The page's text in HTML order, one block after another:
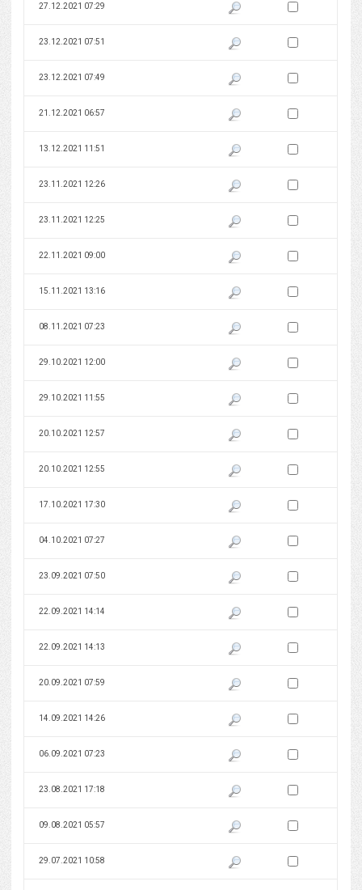
27.12.2021 07:29 Pokaż podgląd wersji z dnia
Zaznacz wersję do
23.12.2021 07:51 Pokaż podgląd wersji z dnia
Zaznacz wersję do
23.12.2021 07:49 Pokaż podgląd wersji z dnia
Zaznacz wersję do
21.12.2021 06:57 Pokaż podgląd wersji z dnia
Zaznacz wersję do
13.12.2021 11:51 Pokaż podgląd wersji z dnia
Zaznacz wersję do
23.11.2021 12:26 Pokaż podgląd wersji z dnia
Zaznacz wersję do
23.11.2021 12:25 Pokaż podgląd wersji z dnia
Zaznacz wersję do
22.11.2021 09:00 Pokaż podgląd wersji z dnia
Zaznacz wersję do
15.11.2021 13:16 Pokaż podgląd wersji z dnia
Zaznacz wersję do
08.11.2021 07:23 Pokaż podgląd wersji z dnia
Zaznacz wersję do
29.10.2021 12:00 Pokaż podgląd wersji z dnia
Zaznacz wersję do
29.10.2021 11:55 Pokaż podgląd wersji z dnia
Zaznacz wersję do
20.10.2021 12:57 Pokaż podgląd wersji z dnia
Zaznacz wersję do
20.10.2021 12:55 Pokaż podgląd wersji z dnia
Zaznacz wersję do
17.10.2021 17:30 Pokaż podgląd wersji z dnia
Zaznacz wersję do
04.10.2021 07:27 Pokaż podgląd wersji z dnia
Zaznacz wersję do
23.09.2021 07:50 Pokaż podgląd wersji z dnia
Zaznacz wersję do
22.09.2021 14:14 Pokaż podgląd wersji z dnia
Zaznacz wersję do
22.09.2021 14:13 Pokaż podgląd wersji z dnia
Zaznacz wersję do
20.09.2021 07:59 Pokaż podgląd wersji z dnia
Zaznacz wersję do
14.09.2021 14:26 Pokaż podgląd wersji z dnia
Zaznacz wersję do
06.09.2021 07:23 Pokaż podgląd wersji z dnia
Zaznacz wersję do
23.08.2021 17:18 Pokaż podgląd wersji z dnia
Zaznacz wersję do
09.08.2021 05:57 Pokaż podgląd wersji z dnia
Zaznacz wersję do
29.07.2021 10:58 Pokaż podgląd wersji z dnia
Zaznacz wersję do